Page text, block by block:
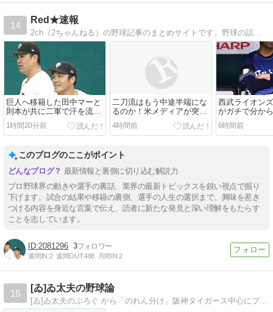
14
Red★速報
巨人へ移籍した田中マーと
則本が共に二軍で汗を流す
日々！ベテランコンビを待
ち受けるプロ野球の非情な
現実
1時間20分前
二刀流はもう中途半端にな
るのか！米メディアが突き
つけた厳しい提言と大谷翔
平の常識を覆す挑戦
4時間前
西武ライオン
がガチで分か
いて！夏場に
泥沼化してし
の怖さとファ
6時間前
このブログのここがポイント
最新情報と裏側に切り込む解説力
プロ野球界の動きや選手の裏話、業界の最新トピックスを鋭い視点で掘り
下げます。試合の結果や移籍の裏側、選手の人生の選択まで、興味を惹き
つける内容を身近な言葉で伝え、読者に新たな発見と深い理解をもたらす
ことを志しています。
2081296 3
週間IN:2 週間OUT:488 月間IN:2
15
[ゐ]ゐ太夫の野球論
[ゐ]ゐ太夫のぶろぐ から「のれん分け」阪神タイガース中心にプロ野球、アマ野球、MLBまで愛情持って辛口に論理的に批評します！